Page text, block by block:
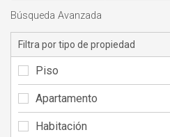
Búsqueda Avanzada
Filtra por tipo de propiedad
Piso
Apartamento
Habitación